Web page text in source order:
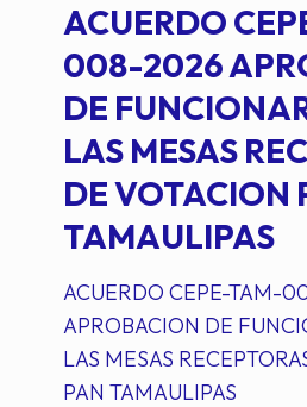
ACUERDO
008-2026
DE
LAS MESAS
DE VOTACION
TAMAULIPAS
ACUERDO CEPE-TAM-
APROBACION DE
LAS MESAS
PAN TAMAULIPAS